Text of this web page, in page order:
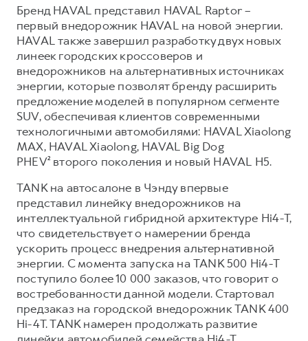
Коллекция Детская
Бренд HAVAL представил HAVAL Raptor –
первый внедорожник HAVAL на новой энергии.
HAVAL также завершил разработку двух новых
линеек городских кроссоверов и
внедорожников на альтернативных источниках
энергии, которые позволят бренду расширить
предложение моделей в популярном сегменте
SUV, обеспечивая клиентов современными
технологичными автомобилями: HAVAL Xiaolong
MAX, HAVAL Xiaolong, HAVAL Big Dog
PHEV² второго поколения и новый HAVAL H5.
TANK на автосалоне в Чэнду впервые
представил линейку внедорожников на
интеллектуальной гибридной архитектуре Hi4-T,
что свидетельствует о намерении бренда
ускорить процесс внедрения альтернативной
энергии. С момента запуска на TANK 500 Hi4-T
поступило более 10 000 заказов, что говорит о
востребованности данной модели. Стартовал
предзаказ на городской внедорожник TANK 400
Hi-4T. TANK намерен продолжать развитие